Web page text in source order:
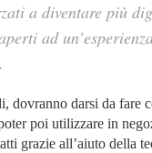
a diventare più
ad
dovranno darsi da fare
poi utilizzare in
grazie all’aiuto della